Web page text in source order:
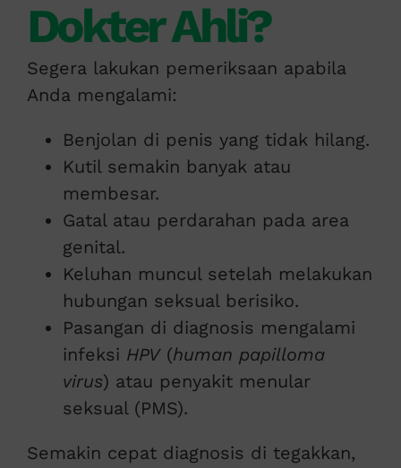
Dokter Ahli?
Segera lakukan pemeriksaan apabila
Anda mengalami:
Benjolan di penis yang tidak hilang.
Kutil semakin banyak atau
membesar.
Gatal atau perdarahan pada area
genital.
Keluhan muncul setelah melakukan
hubungan seksual berisiko.
Pasangan di diagnosis mengalami
infeksi HPV(human papilloma
virus) atau penyakit menular
seksual (PMS).
Semakin cepat diagnosis di tegakkan,